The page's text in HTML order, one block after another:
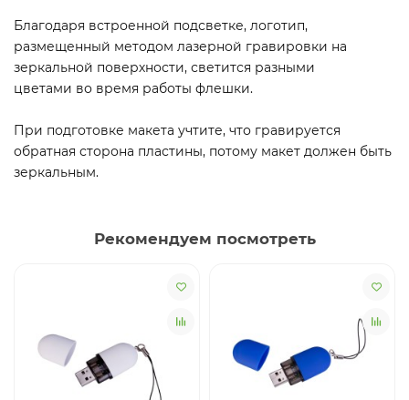
Благодаря встроенной подсветке, логотип,
размещенный методом лазерной гравировки на
зеркальной поверхности, светится разными
цветами во время работы флешки.
При подготовке макета учтите, что гравируется
обратная сторона пластины, потому макет должен быть
зеркальным.
Рекомендуем посмотреть